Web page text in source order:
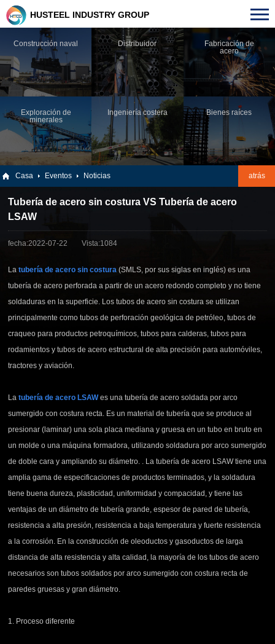
Construcción naval Distribuidor
Fabricación de
acero
Exploración de
minerales
Ingeniería costera Bienes raíces
HUSTEEL INDUSTRY GROUP
atrás
Casa Eventos Noticias
Tubería de acero sin costura VS Tubería de acero
LSAW
fecha:2022-07-22 Vista:1084
La tubería de acero sin costura (SMLS, por sus siglas en inglés) es una
tubería de acero perforada a partir de un acero redondo completo y no tiene
soldaduras en la superficie. Los tubos de acero sin costura se utilizan
principalmente como tubos de perforación geológica de petróleo, tubos de
craqueo para productos petroquímicos, tubos para calderas, tubos para
rodamientos y tubos de acero estructural de alta precisión para automóviles,
tractores y aviación.
Latubería de acero LSAWes una tubería de acero soldada por arco
sumergido con costura recta. Es un material de tubería que se produce al
presionar (laminar) una sola placa mediana y gruesa en un tubo en bruto en
un molde o una máquina formadora, utilizando soldadura por arco sumergido
de doble cara y ampliando su diámetro. . La tubería de acero LSAW tiene una
amplia gama de especificaciones de productos terminados, y la soldadura
tiene buena dureza, plasticidad, uniformidad y compacidad, y tiene las
ventajas de un diámetro de tubería grande, espesor de pared de tubería,
resistencia a alta presión, resistencia a baja temperatura y fuerte resistencia
a la corrosión. En la construcción de oleoductos y gasoductos de larga
distancia de alta resistencia y alta calidad, la mayoría de los tubos de acero
necesarios son tubos soldados por arco sumergido con costura recta de
paredes gruesas y gran diámetro.
1. Proceso diferente